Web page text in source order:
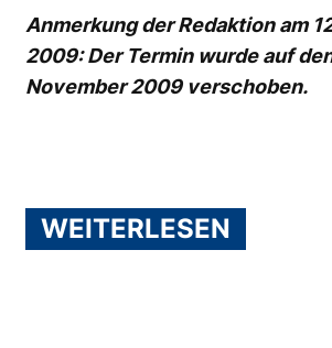
Anmerkung der Redaktion am
2009: Der Termin wurde auf
November 2009 verschoben.
WEITERLESEN